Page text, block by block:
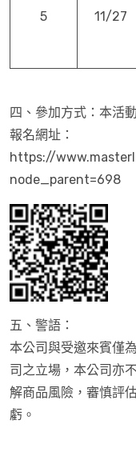
5 11/27
四、參加方式：本活
報名網址：
https://
node_parent=698
五、警語：
本公司與受邀來賓僅
司之立場，本公司亦
解商品風險，審慎評
虧。